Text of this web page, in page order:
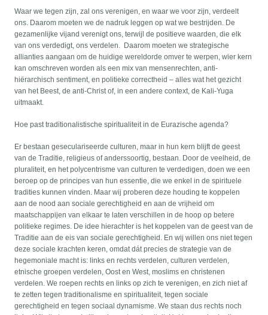
Waar we tegen zijn, zal ons verenigen, en waar we voor zijn, verdeelt
ons. Daarom moeten we de nadruk leggen op wat we bestrijden. De
gezamenlijke vijand verenigt ons, terwijl de positieve waarden, die elk
van ons verdedigt, ons verdelen. Daarom moeten we strategische
allianties aangaan om de huidige wereldorde omver te werpen, wier kern
kan omschreven worden als een mix van mensenrechten, anti-
hiërarchisch sentiment, en politieke correctheid – alles wat het gezicht
van het Beest, de anti-Christ of, in een andere context, de Kali-Yuga
uitmaakt.
Hoe past traditionalistische spiritualiteit in de Eurazische agenda?
Er bestaan geseculariseerde culturen, maar in hun kern blijft de geest
van de Traditie, religieus of anderssoortig, bestaan. Door de veelheid, de
pluraliteit, en het polycentrisme van culturen te verdedigen, doen we een
beroep op de principes van hun essentie, die we enkel in de spirituele
tradities kunnen vinden. Maar wij proberen deze houding te koppelen
aan de nood aan sociale gerechtigheid en aan de vrijheid om
maatschappijen van elkaar te laten verschillen in de hoop op betere
politieke regimes. De idee hierachter is het koppelen van de geest van de
Traditie aan de eis van sociale gerechtigheid. En wij willen ons niet tegen
deze sociale krachten keren, omdat dát precies de strategie van de
hegemoniale macht is: links en rechts verdelen, culturen verdelen,
etnische groepen verdelen, Oost en West, moslims en christenen
verdelen. We roepen rechts en links op zich te verenigen, en zich niet af
te zetten tegen traditionalisme en spiritualiteit, tegen sociale
gerechtigheid en tegen sociaal dynamisme. We staan dus rechts noch